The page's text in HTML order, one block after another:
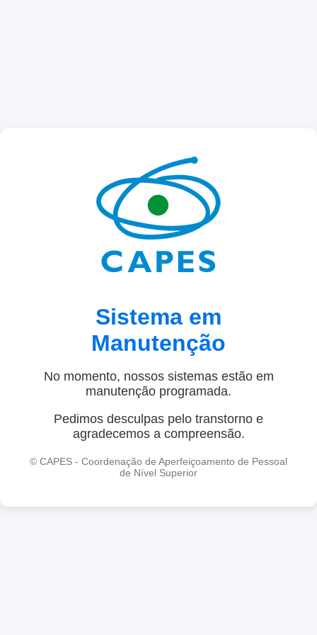
Sistema em
Manutenção
No momento, nossos sistemas estão em
manutenção programada.
Pedimos desculpas pelo transtorno e
agradecemos a compreensão.
© CAPES - Coordenação de Aperfeiçoamento de Pessoal
de Nível Superior